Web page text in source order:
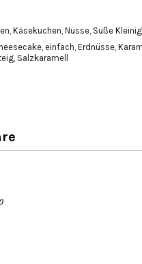
Käsekuchen Nüsse, Süße
einfach Erdnüsse
Salzkaramell